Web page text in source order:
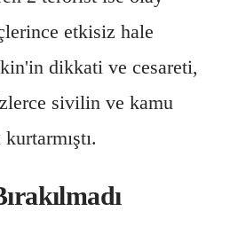
etkisiz hale
dikkati ve cesareti,
sivilin ve kamu